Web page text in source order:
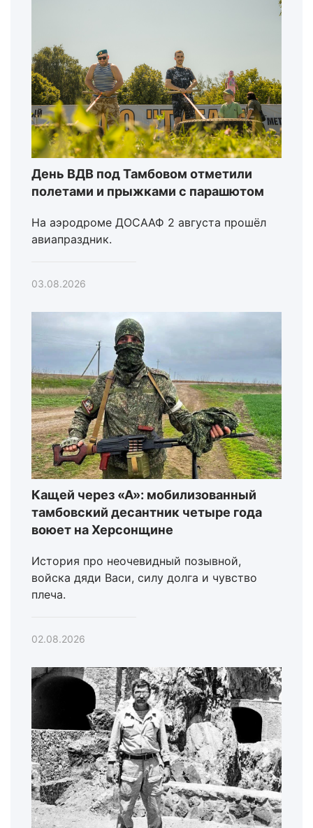
День ВДВ под Тамбовом отметили
полетами и прыжками с парашютом
На аэродроме ДОСААФ 2 августа прошёл
авиапраздник.
03.08.2026
Кащей через «А»: мобилизованный
тамбовский десантник четыре года
воюет на Херсонщине
История про неочевидный позывной,
войска дяди Васи, силу долга и чувство
плеча.
02.08.2026